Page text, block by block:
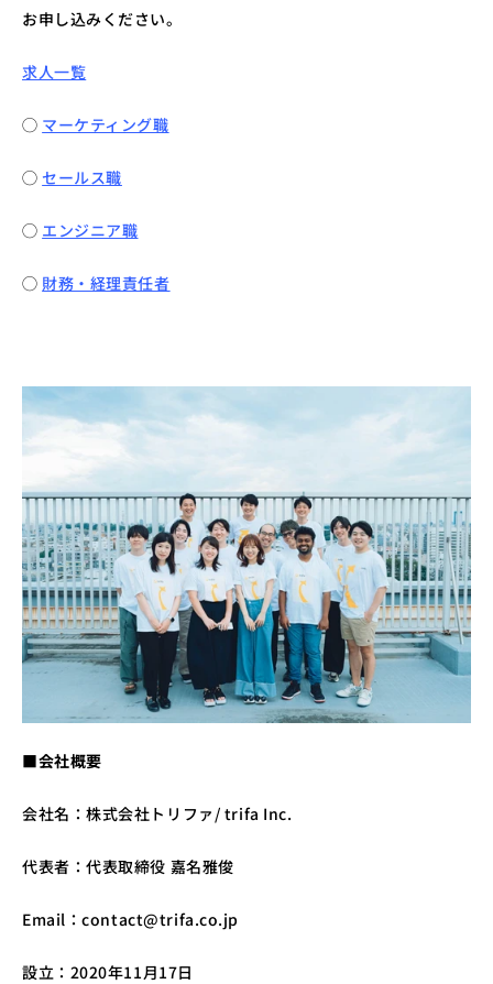
お申し込みください。
求人一覧
◯ マーケティング職
◯ セールス職
◯ エンジニア職
◯ 財務・経理責任者
■会社概要
会社名：株式会社トリファ/ trifa Inc.
代表者：代表取締役 嘉名雅俊
Email：contact@trifa.co.jp
設立：2020年11月17日